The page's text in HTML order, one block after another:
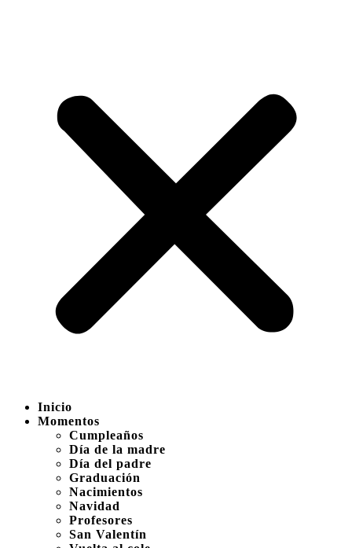
Inicio
Momentos
Cumpleaños
Día de la madre
Día del padre
Graduación
Nacimientos
Navidad
Profesores
San Valentín